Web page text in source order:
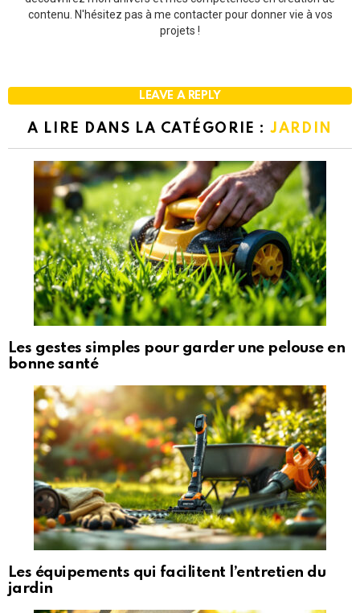
contenu. N'hésitez pas à me contacter pour donner vie à vos
projets !
LEAVE A REPLY
A LIRE DANS LA CATÉGORIE :JARDIN
Les gestes simples pour garder une pelouse en
bonne santé
Les équipements qui facilitent l’entretien du
jardin